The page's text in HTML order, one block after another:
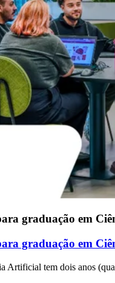
graduação em
graduação em
Artificial tem dois anos